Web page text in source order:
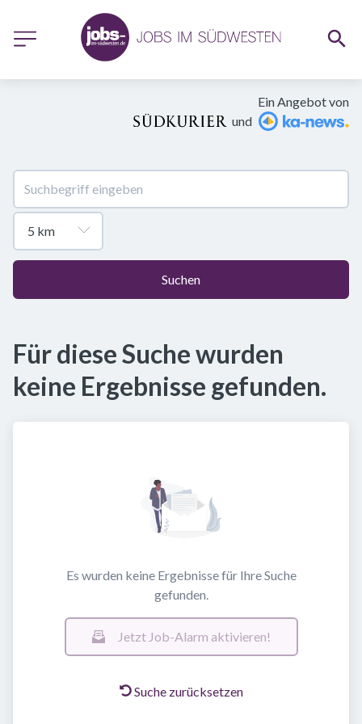
Ein Angebot von
und
Suchen
Für diese Suche wurden
keine Ergebnisse gefunden.
Es wurden keine Ergebnisse für Ihre Suche
gefunden.
Jetzt Job-Alarm aktivieren!
Suche zurücksetzen